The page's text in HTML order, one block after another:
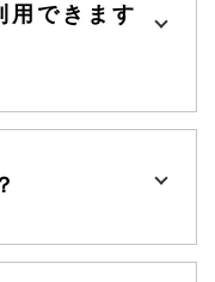
用できます